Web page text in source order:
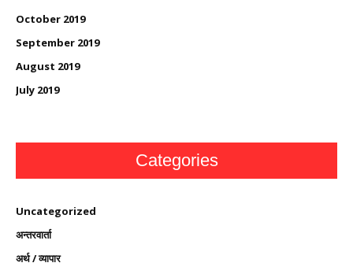
October 2019
September 2019
August 2019
July 2019
Categories
Uncategorized
अन्तरवार्ता
अर्थ / व्यापार